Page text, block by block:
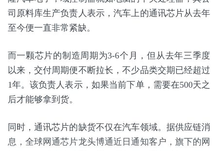
司原料库生产负责人表示，汽车上的通讯芯片从去年
至今便一直非常紧缺。
而一颗芯片的制造周期为3-6个月，但从去年三季度
以来，交付周期便不断拉长，不少品类交期已经超过
1年。该负责人表示，如果当前下单，需要在500天之
后才能够拿到货。
同时，通讯芯片的缺货不仅在汽车领域。据供应链消
息，全球网通芯片龙头博通近日通知客户，旗下的网